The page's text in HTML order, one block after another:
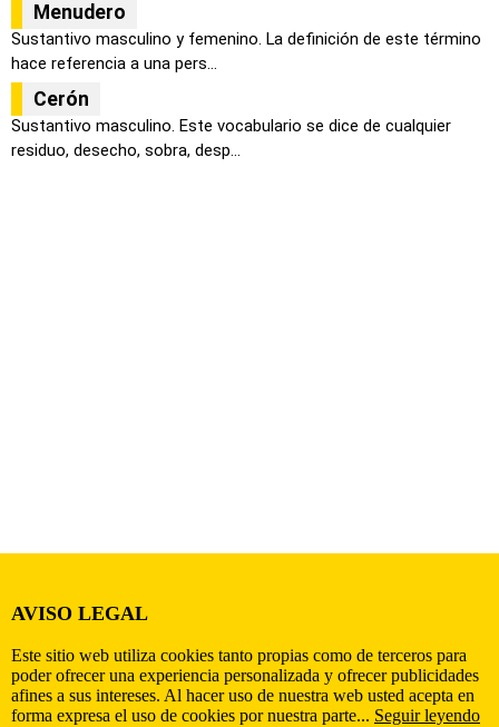
Menudero
Sustantivo masculino y femenino. La definición de este término
hace referencia a una pers...
Cerón
Sustantivo masculino. Este vocabulario se dice de cualquier
residuo, desecho, sobra, desp...
AVISO LEGAL
Este sitio web utiliza cookies tanto propias como de terceros para
poder ofrecer una experiencia personalizada y ofrecer publicidades
afines a sus intereses. Al hacer uso de nuestra web usted acepta en
forma expresa el uso de cookies por nuestra parte... Seguir leyendo